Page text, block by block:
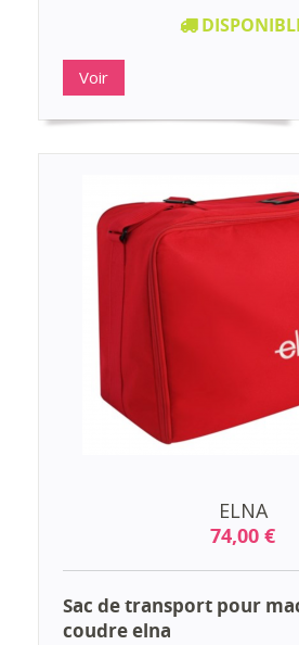
Voir
ELNA
74,00 €
Sac de transport pour
coudre elna